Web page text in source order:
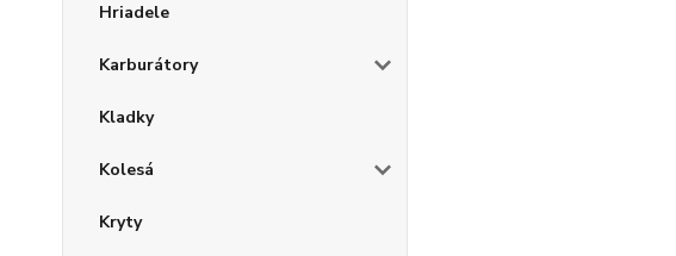
Hriadele
Karburátory
Kladky
Kolesá
Kryty